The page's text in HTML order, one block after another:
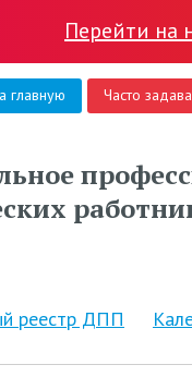
Перейти на
главную Часто
реестр ДПП